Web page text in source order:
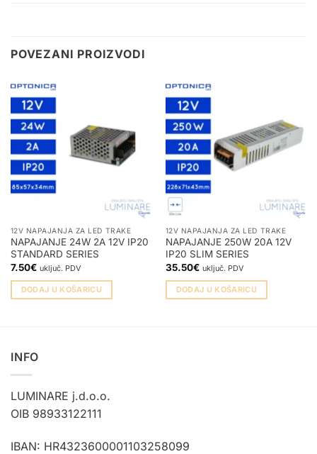
POVEZANI PROIZVODI
12V NAPAJANJA ZA LED TRAKE
NAPAJANJE 24W 2A 12V IP20
STANDARD SERIES
7.50€ uključ. PDV
DODAJ U KOŠARICU
12V NAPAJANJA ZA LED TRAKE
NAPAJANJE 250W 20A 12V
IP20 SLIM SERIES
35.50€ uključ. PDV
DODAJ U KOŠARICU
INFO
LUMINARE j.d.o.o.
OIB 98933122111
IBAN: HR4323600001103258099